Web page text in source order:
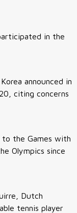
in the
announced in
citing concerns
to the Games with
Olympics since
Dutch
tennis player